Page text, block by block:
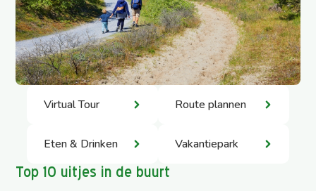
Virtual Tour Route plannen
Eten & Drinken Vakantiepark
Top 10 uitjes in de buurt